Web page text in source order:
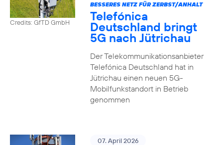
Credits: GfTD GmbH
BESSERES NETZ FÜR ZERBST/ANHALT
Telefónica
Deutschland bringt
5G nach Jütrichau
Der Telekommunikationsanbieter
Telefónica Deutschland hat in
Jütrichau einen neuen 5G-
Mobilfunkstandort in Betrieb
genommen
07. April 2026